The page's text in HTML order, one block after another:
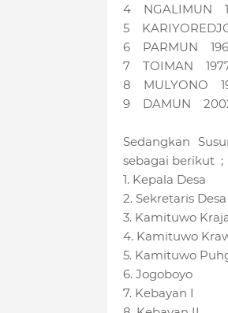
4 NGALIMUN
5
6 PARMUN
7 TOIMAN
8 MULYONO
9 DAMUN
Sedangkan
sebagai berikut ;
1. Kepala
2. Sekretaris
3. Kamituwo
4. Kamituwo
5. Kamituwo
6.
7. Kebayan